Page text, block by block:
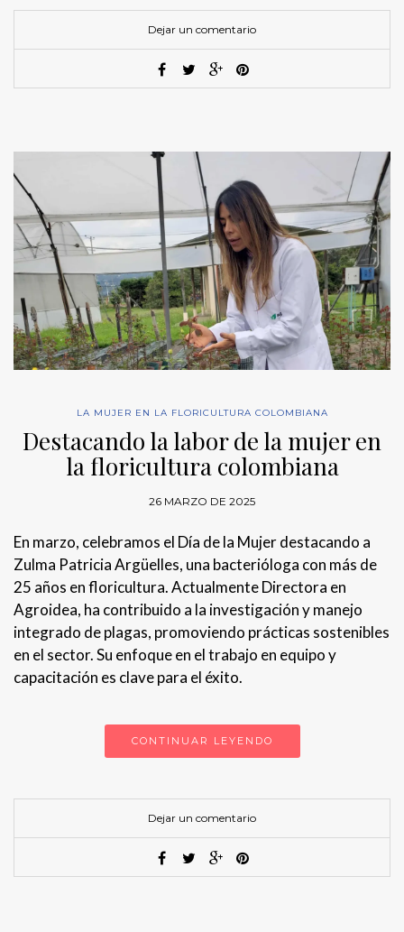
Dejar un comentario
LA MUJER EN LA FLORICULTURA COLOMBIANA
Destacando la labor de la mujer en
la floricultura colombiana
26 MARZO DE 2025
En marzo, celebramos el Día de la Mujer destacando a
Zulma Patricia Argüelles, una bacterióloga con más de
25 años en floricultura. Actualmente Directora en
Agroidea, ha contribuido a la investigación y manejo
integrado de plagas, promoviendo prácticas sostenibles
en el sector. Su enfoque en el trabajo en equipo y
capacitación es clave para el éxito.
CONTINUAR LEYENDO
Dejar un comentario